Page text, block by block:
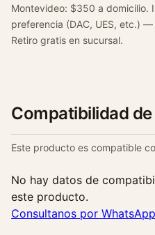
S
e
n
9
/
0
0
8
Montevideo: $350 a domicilio.
preferencia (DAC, UES, etc.)
Retiro gratis en sucursal.
Compatibilidad
Este producto es compatible
No hay datos de
este producto.
Consultanos por WhatsApp